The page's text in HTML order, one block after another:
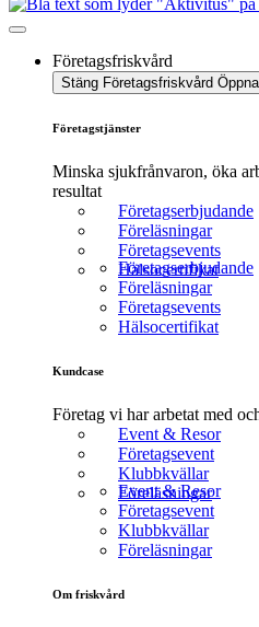
Företagsfriskvård
Stäng Företagsfriskvård
Företagstjänster
Minska sjukfrånvaron, öka
resultat
Företagserbjudande
Föreläsningar
Företagsevents
Hälsocertifikat
Företagserbjudande
Föreläsningar
Företagsevents
Hälsocertifikat
Kundcase
Företag vi har arbetat med
Event & Resor
Företagsevent
Klubbkvällar
Föreläsningar
Event & Resor
Företagsevent
Klubbkvällar
Föreläsningar
Om friskvård